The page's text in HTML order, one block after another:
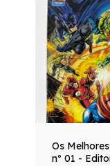
Os
nº 01 -